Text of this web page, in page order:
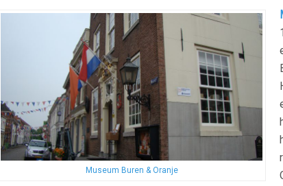
Museum Buren & Oranje